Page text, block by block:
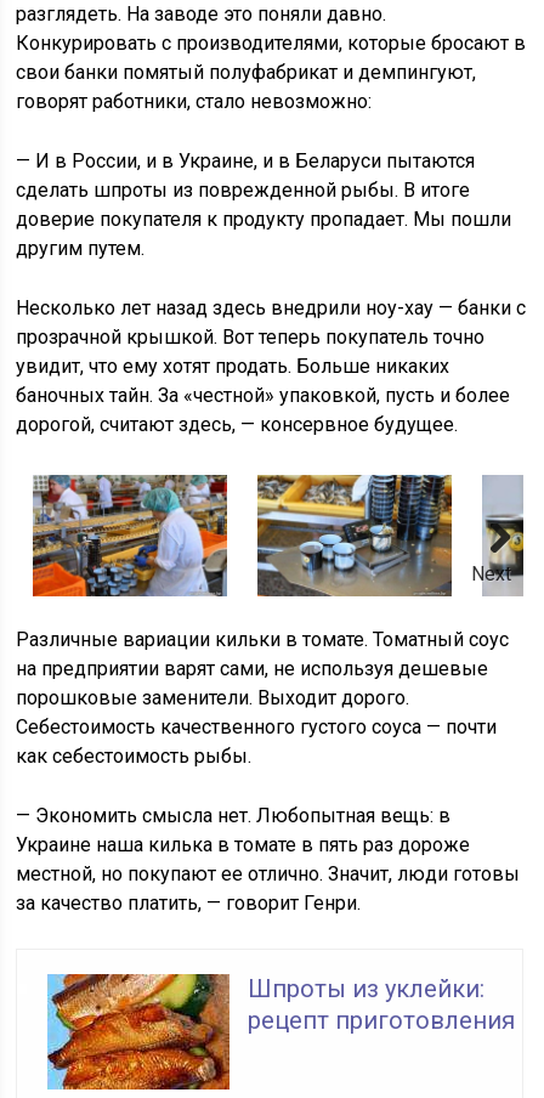
разглядеть. На заводе это поняли давно.
Конкурировать с производителями, которые бросают в
свои банки помятый полуфабрикат и демпингуют,
говорят работники, стало невозможно:
— И в России, и в Украине, и в Беларуси пытаются
сделать шпроты из поврежденной рыбы. В итоге
доверие покупателя к продукту пропадает. Мы пошли
другим путем.
Несколько лет назад здесь внедрили ноу-хау — банки с
прозрачной крышкой. Вот теперь покупатель точно
увидит, что ему хотят продать. Больше никаких
баночных тайн. За «честной» упаковкой, пусть и более
дорогой, считают здесь, — консервное будущее.
Next
Различные вариации кильки в томате. Томатный соус
на предприятии варят сами, не используя дешевые
порошковые заменители. Выходит дорого.
Себестоимость качественного густого соуса — почти
как себестоимость рыбы.
— Экономить смысла нет. Любопытная вещь: в
Украине наша килька в томате в пять раз дороже
местной, но покупают ее отлично. Значит, люди готовы
за качество платить, — говорит Генри.
Шпроты из уклейки:
рецепт приготовления